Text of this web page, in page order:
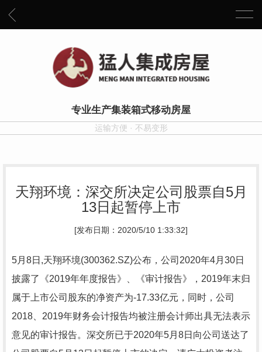
专业生产集装箱式移动房屋
运输方便 · 不易变形
天翔环境：深交所决定公司股票自5月
13日起暂停上市
[发布日期：2020/5/10 1:33:32]
5月8日,天翔环境(300362.SZ)公布，公司2020年4月30日
披露了《2019年年度报告》、《审计报告》，2019年末归
属于上市公司股东的净资产为-17.33亿元，同时，公司
2018、2019年财务会计报告均被注册会计师出具无法表示
意见的审计报告。深交所已于2020年5月8日向公司送达了